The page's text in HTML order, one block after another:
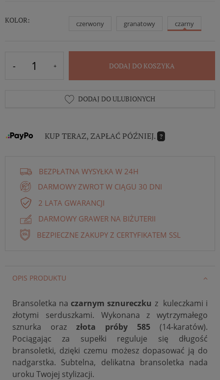
KOLOR: czerwony granatowy czarny
DODAJ DO KOSZYKA
DODAJ DO ULUBIONYCH
KUP TERAZ, ZAPŁAĆ PÓŹNIEJ. ?
BEZPŁATNA WYSYŁKA W 24H
DARMOWY ZWROT W CIĄGU 30 DNI
2 LATA GWARANCJI
DARMOWY GRAWER NA BIŻUTERII
BEZPIECZNE ZAKUPY Z CERTYFIKATEM SSL
OPIS PRODUKTU
Bransoletka naczarnym sznureczku z kuleczkami i
złotymi serduszkami.
Wykonana z wytrzymałego
sznurka oraz złota próby 585 (14-karatów).
Pociągając za supełki reguluje się długość
bransoletki, dzięki czemu możesz dopasować ją do
nadgarstka. Subtelna, delikatna bransoletka nada
uroku Twojej stylizacji.